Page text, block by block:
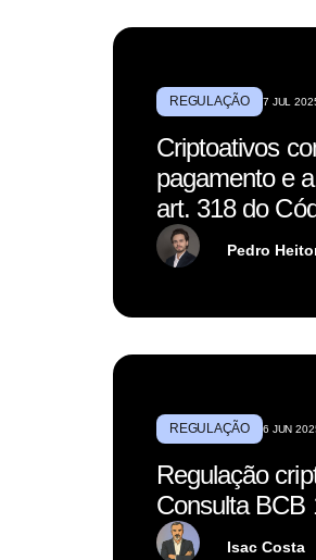
REGULAÇÃO 7 JUL
Criptoativos
pagamento e
art. 318 do
Pedro
REGULAÇÃO 6 JUN
Regulação
Consulta BCB
Isac Costa